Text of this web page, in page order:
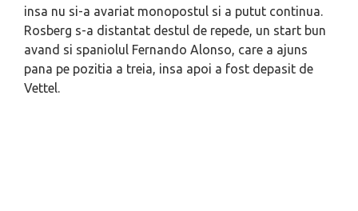
insa nu si-a avariat monopostul si a putut continua.
Rosberg s-a distantat destul de repede, un start bun
avand si spaniolul Fernando Alonso, care a ajuns
pana pe pozitia a treia, insa apoi a fost depasit de
Vettel.